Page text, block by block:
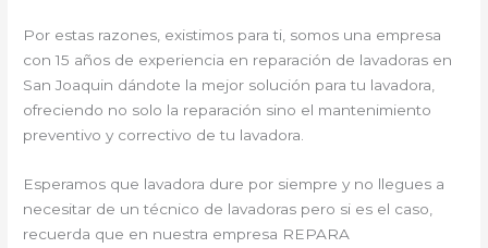
Por estas razones, existimos para ti, somos una empresa
con 15 años de experiencia en reparación de lavadoras en
San Joaquin dándote la mejor solución para tu lavadora,
ofreciendo no solo la reparación sino el mantenimiento
preventivo y correctivo de tu lavadora.
Esperamos que lavadora dure por siempre y no llegues a
necesitar de un técnico de lavadoras pero si es el caso,
recuerda que en nuestra empresa REPARA